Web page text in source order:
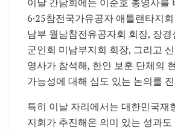
이날 간담회에는 이준호 총영사를
6·25참전국가유공자 애틀랜타지
남부 월남참전유공자회 회장, 장
군인회 미남부지회 회장, 그리고
영사가 참석해, 한인 보훈 단체의
가능성에 대해 심도 있는 논의를
특히 이날 자리에서는 대한민국재
지회가 추진해온 의미 있는 성과